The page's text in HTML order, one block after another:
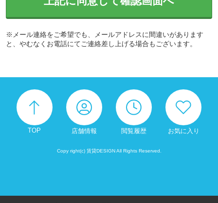
※メール連絡をご希望でも、メールアドレスに間違いがあります
と、やむなくお電話にてご連絡差し上げる場合もございます。
TOP 店舗情報 閲覧履歴 お気に入り
Copy right(c) 賃貸DESIGN All Rights Reserved.